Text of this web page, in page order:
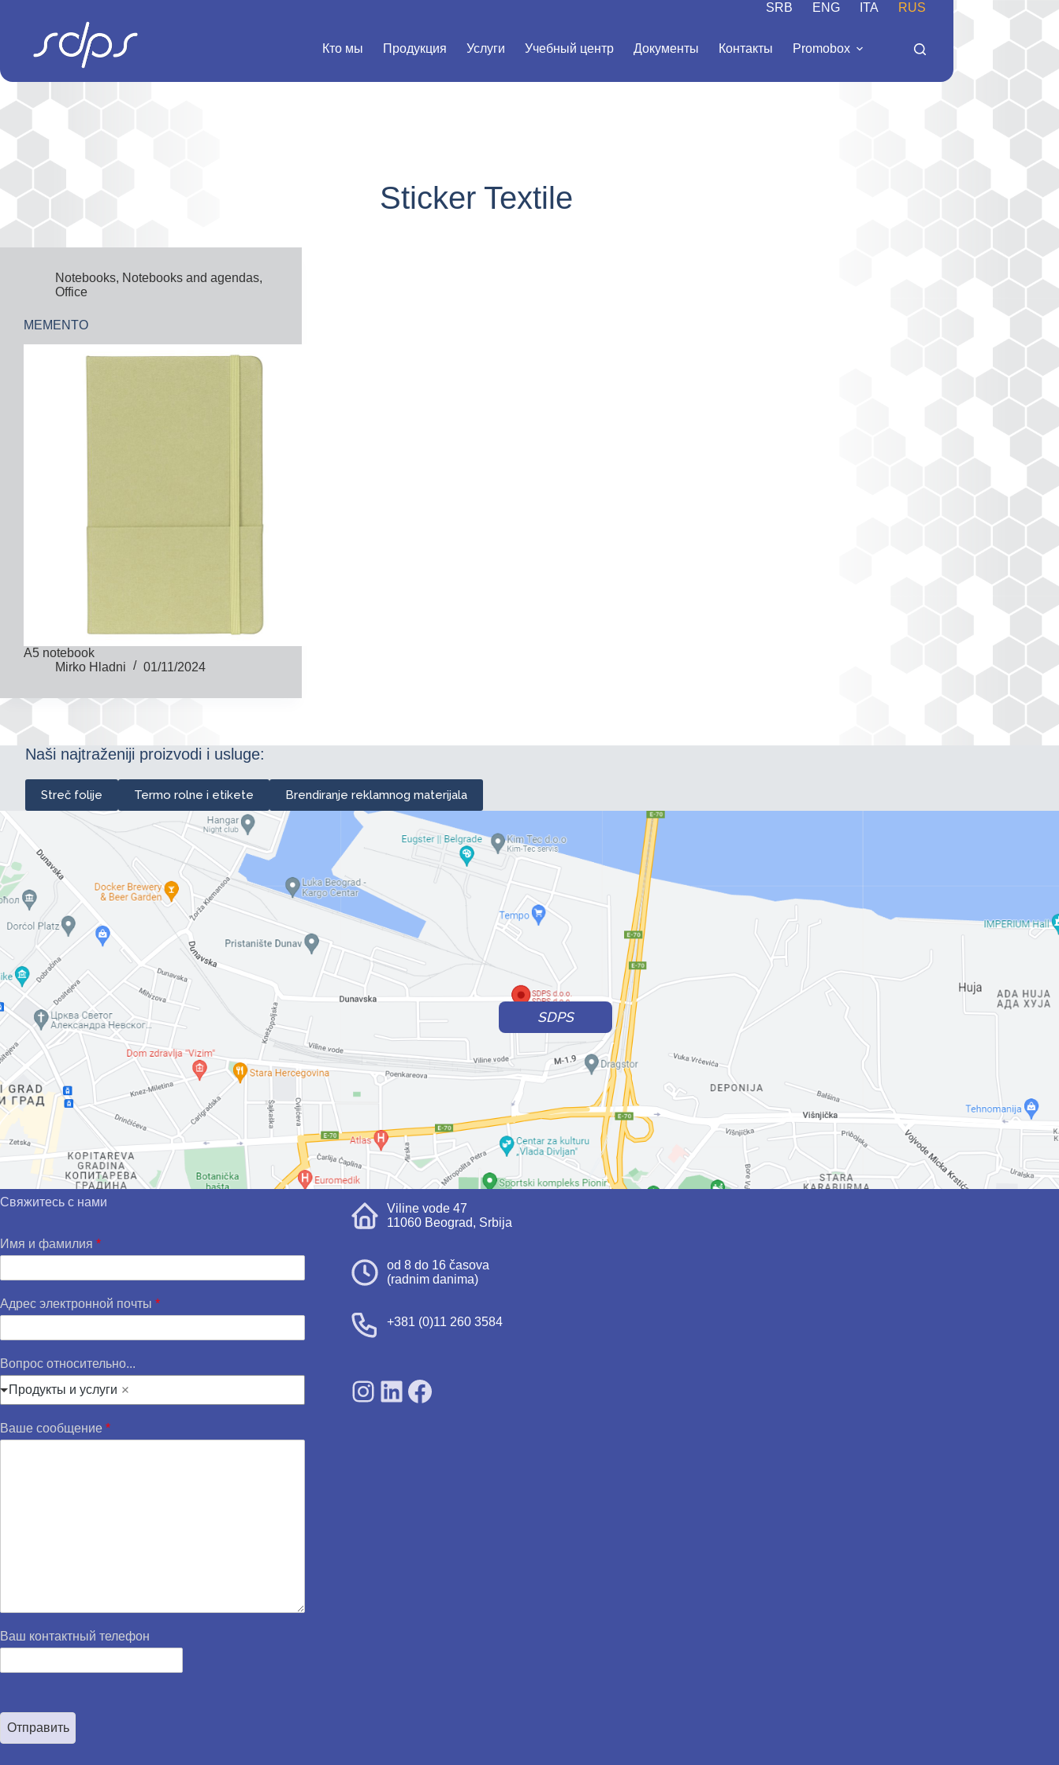
SRB ENG ITA RUS
Кто мы Продукция Услуги Учебный центр Документы Контакты Promobox
Sticker Textile
Notebooks, Notebooks and agendas,
Office
MEMENTO
A5 notebook
Mirko Hladni
01/11/2024
Naši najtraženiji proizvodi i usluge:
Streč folije Termo rolne i etikete Brendiranje reklamnog materijala
SDPS
Свяжитесь с нами
Имя и фамилия *
Адрес электронной почты *
Вопрос относительно...
Продукты и услуги
Ваше сообщение *
Ваш контактный телефон
Отправить
Viline vode 47
11060 Beograd, Srbija
od 8 do 16 časova
(radnim danima)
+381 (0)11 260 3584
SDPS on Instagram
SDPS on Lunkedin
SDPS on Facebook